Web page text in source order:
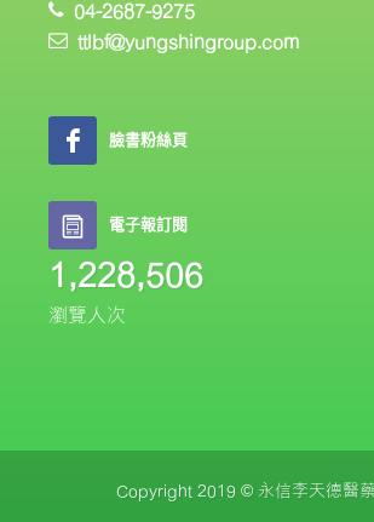
04-2687-9275
ttlbf@yungshingroup.com
臉書粉絲頁
電子報訂閱
1,228,506
瀏覽人次
Copyright 2019 © 永信李天德醫